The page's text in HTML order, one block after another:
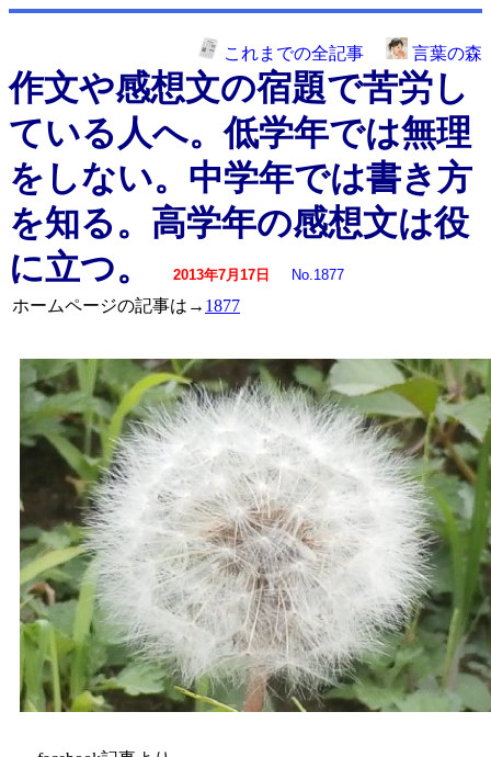
これまでの全記事 言葉の森
作文や感想文の宿題で苦労し
ている人へ。低学年では無理
をしない。中学年では書き方
を知る。高学年の感想文は役
に立つ。
2013年7月17日 No.1877
ホームページの記事は→ 1877